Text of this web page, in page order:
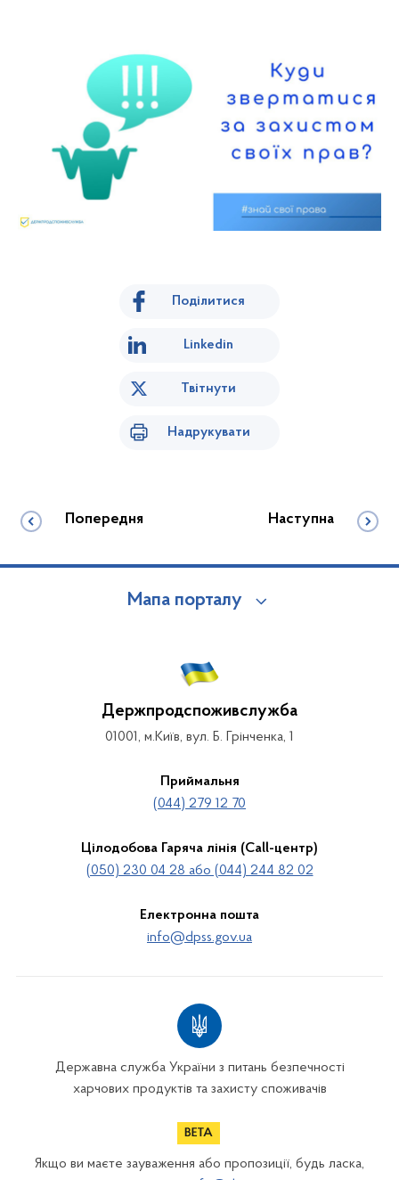
Поділитися
Linkedin
Твітнути
Надрукувати
Попередня Наступна
Мапа порталу
Держпродспоживслужба
01001, м.Київ, вул. Б. Грінченка, 1
Приймальня
(044) 279 12 70
Цілодобова Гаряча лінія (Call-центр)
(050) 230 04 28 або (044) 244 82 02
Електронна пошта
info@dpss.gov.ua
Державна служба України з питань безпечності
харчових продуктів та захисту споживачів
Якщо ви маєте зауваження або пропозиції, будь ласка,